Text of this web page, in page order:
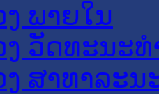
ພາຍໃນ
ວັດທະນະ
ສາທາລະນ